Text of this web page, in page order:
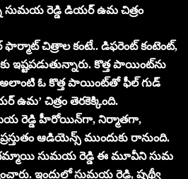
సుమయ రెడ్డి డియర్ ఉమ చిత్రం
ఫార్మాట్ చిత్రాల కంటే.. డిఫరెంట్ కంటెంట్,
ఇష్టపడుతున్నారు. కొత్త పాయింట్‌ను
అలాంటి ఓ కొత్త పాయింట్‌తో ఫీల్ గుడ్
ఉమ’ చిత్రం తెరకెక్కింది.
రెడ్డి హీరోయిన్‌గా, నిర్మాతగా,
ఆడియెన్స్ ముందుకు రానుంది.
సుమయ రెడ్డి ఈ మూవీని సుమ
ఇందులో సుమయ రెడ్డి, పృథ్వీ